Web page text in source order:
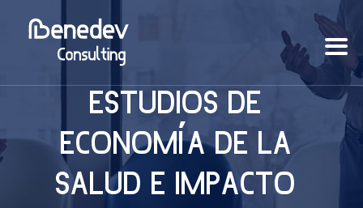
ESTUDIOS DE
ECONOMÍA DE LA
SALUD E IMPACTO